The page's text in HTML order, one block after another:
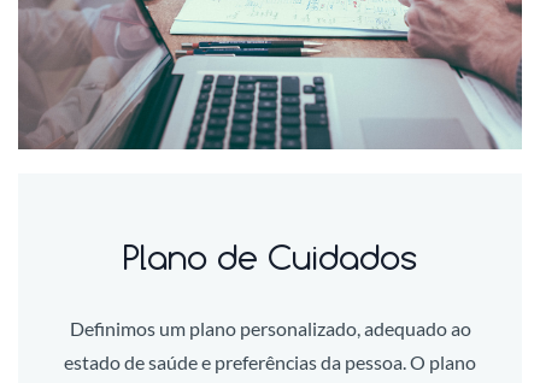
Plano de Cuidados
Definimos um plano personalizado, adequado ao
estado de saúde e preferências da pessoa. O plano